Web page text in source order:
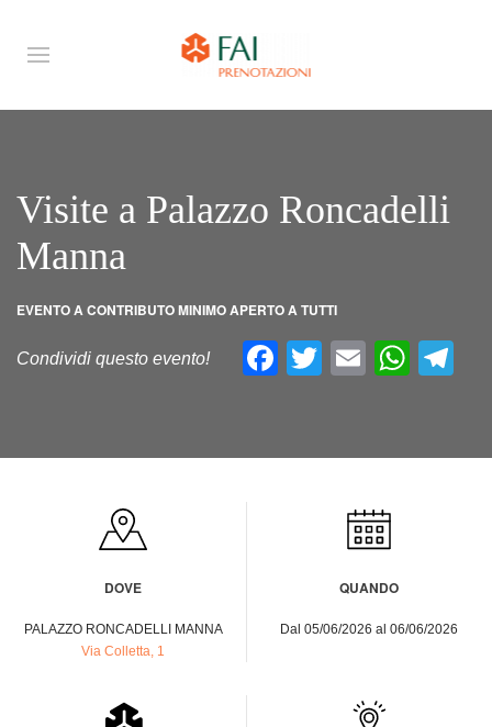
Visite a Palazzo Roncadelli
Manna
EVENTO A CONTRIBUTO MINIMO APERTO A TUTTI
Condividi questo evento! Facebook
Twitter
Email
DOVE
PALAZZO RONCADELLI MANNA
Via Colletta, 1
QUANDO
Dal 05/06/2026 al 06/06/2026